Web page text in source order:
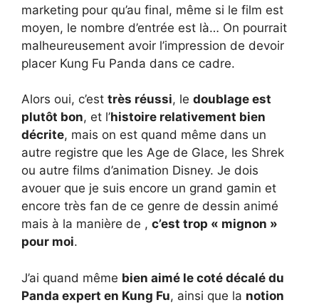
marketing pour qu’au final, même si le film est
moyen, le nombre d’entrée est là… On pourrait
malheureusement avoir l’impression de devoir
placer Kung Fu Panda dans ce cadre.
Alors oui, c’est très réussi, le doublage est
plutôt bon, et l’histoire relativement bien
décrite, mais on est quand même dans un
autre registre que les Age de Glace, les Shrek
ou autre films d’animation Disney. Je dois
avouer que je suis encore un grand gamin et
encore très fan de ce genre de dessin animé
mais à la manière de , c’est trop « mignon »
pour moi.
J’ai quand même bien aimé le coté décalé du
Panda expert en Kung Fu, ainsi que la notion